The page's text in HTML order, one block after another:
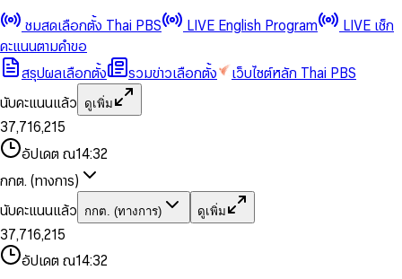
ชมสดเลือกตั้ง Thai PBS LIVE English Program
LIVE เช็ก
คะแนนตามคำขอ
สรุปผลเลือกตั้ง
รวมข่าวเลือกตั้ง
เว็บไซต์หลัก Thai PBS
นับคะแนนแล้ว
ดูเพิ่ม
0
1
2
3
4
5
6
8
9
0
1
2
3
4
5
6
7
8
9
,
0
1
2
4
6
7
8
9
0
1
2
3
4
5
6
7
8
9
0
1
3
5
6
7
8
9
,
1
2
4
5
7
8
9
0
1
3
4
6
7
8
9
0
2
3
4
5
7
8
อัปเดต ณ14:32
กกต. (ทางการ)
นับคะแนนแล้ว
กกต. (ทางการ) ดูเพิ่ม
0
1
2
3
4
5
0
1
2
4
5
6
7
8
9
,
0
1
2
4
6
7
8
9
0
1
2
3
0
1
3
5
6
7
8
,
1
2
4
0
1
3
0
2
3
4
5
7
อัปเดต ณ14:32